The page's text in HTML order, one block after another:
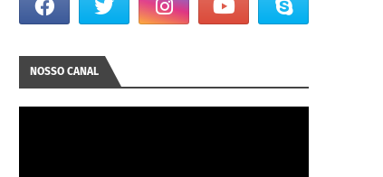
NOSSO CANAL